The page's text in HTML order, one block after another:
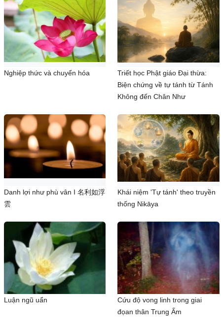
Nghiệp thức và chuyển hóa
Triết học Phật giáo Đại thừa:
Biện chứng về tự tánh từ Tánh
Không đến Chân Như
Danh lợi như phù vân I 名利如浮
雲
Khái niệm 'Tự tánh' theo truyền
thống Nikāya
Luận ngũ uẩn
Cứu độ vong linh trong giai
đọan thân Trung Ấm